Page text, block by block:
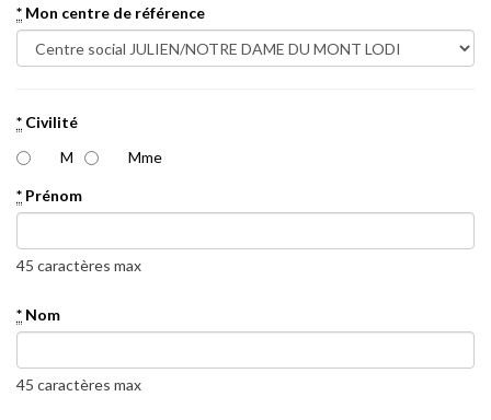
* Mon centre de référence
* Civilité
M
Mme
* Prénom
45 caractères max
* Nom
45 caractères max